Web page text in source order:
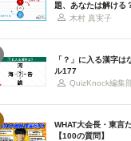
題、あなたは解ける
木村 真実子
「？」に入る漢字
ル177
QuizKnock編集
WHAT大会長・東言
【100の質問】